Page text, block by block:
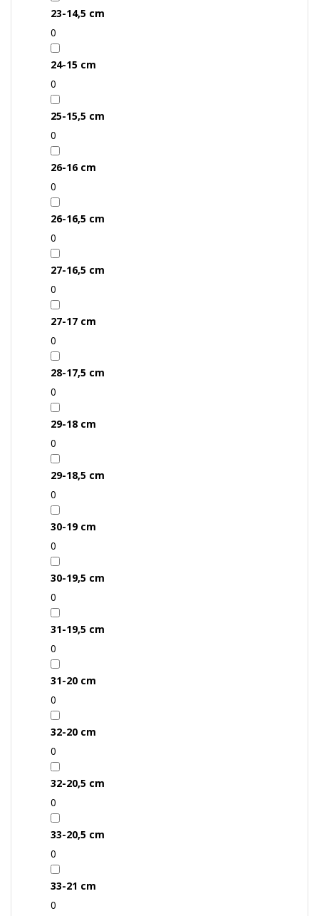
23-14,5 cm
0
24-15 cm
0
25-15,5 cm
0
26-16 cm
0
26-16,5 cm
0
27-16,5 cm
0
27-17 cm
0
28-17,5 cm
0
29-18 cm
0
29-18,5 cm
0
30-19 cm
0
30-19,5 cm
0
31-19,5 cm
0
31-20 cm
0
32-20 cm
0
32-20,5 cm
0
33-20,5 cm
0
33-21 cm
0